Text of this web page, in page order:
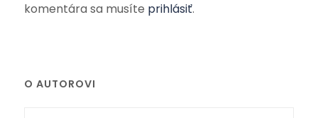
komentára sa musíte prihlásiť.
O AUTOROVI